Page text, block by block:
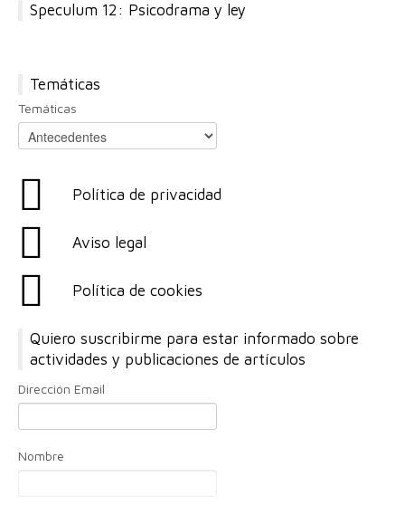
Speculum 12: Psicodrama y ley
Temáticas
Temáticas
Política de privacidad
Aviso legal
Política de cookies
Quiero suscribirme para estar informado sobre
actividades y publicaciones de artículos
Dirección Email
Nombre